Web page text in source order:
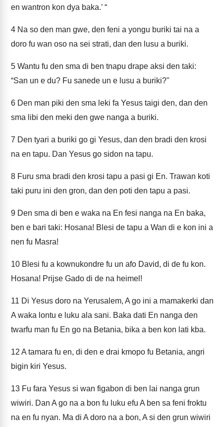
en wantron kon dya baka.’ “
4 Na so den man gwe, den feni a yongu buriki tai na a
doro fu wan oso na sei strati, dan den lusu a buriki.
5 Wantu fu den sma di ben tnapu drape aksi den taki:
“San un e du? Fu sanede un e lusu a buriki?"
6 Den man piki den sma leki fa Yesus taigi den, dan den
sma libi den meki den gwe nanga a buriki.
7 Den tyari a buriki go gi Yesus, dan den bradi den krosi
na en tapu. Dan Yesus go sidon na tapu.
8 Furu sma bradi den krosi tapu a pasi gi En. Trawan koti
taki puru ini den gron, dan den poti den tapu a pasi.
9 Den sma di ben e waka na En fesi nanga na En baka,
ben e bari taki: Hosana! Blesi de tapu a Wan di e kon ini a
nen fu Masra!
10 Blesi fu a kownukondre fu un afo David, di de fu kon.
Hosana! Prijse Gado di de na heimel!
11 Di Yesus doro na Yerusalem, A go ini a mamakerki dan
A waka lontu e luku ala sani. Baka dati En nanga den
twarfu man fu En go na Betania, bika a ben kon lati kba.
12 A tamara fu en, di den e drai kmopo fu Betania, angri
bigin kiri Yesus.
13 Fu fara Yesus si wan figabon di ben lai nanga grun
wiwiri. Dan A go na a bon fu luku efu A ben sa feni froktu
na en fu nyan. Ma di A doro na a bon, A si den grun wiwiri